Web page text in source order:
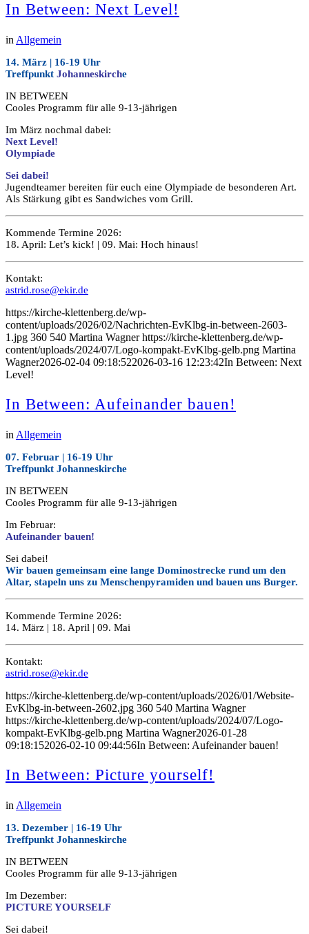
In Between: Next Level!
in Allgemein
14. März | 16-19 Uhr
Treffpunkt Johanneskirche
IN BETWEEN
Cooles Programm für alle 9-13-jährigen
Im März nochmal dabei:
Next Level!
Olympiade
Sei dabei!
Jugendteamer bereiten für euch eine Olympiade de besonderen Art.
Als Stärkung gibt es Sandwiches vom Grill.
Kommende Termine 2026:
18. April: Let’s kick! | 09. Mai: Hoch hinaus!
Kontakt:
astrid.rose@ekir.de
https://kirche-klettenberg.de/wp-
content/uploads/2026/02/Nachrichten-EvKlbg-in-between-2603-
1.jpg 360 540 Martina Wagner https://kirche-klettenberg.de/wp-
content/uploads/2024/07/Logo-kompakt-EvKlbg-gelb.png Martina
Wagner2026-02-04 09:18:522026-03-16 12:23:42In Between: Next
Level!
In Between: Aufeinander bauen!
in Allgemein
07. Februar | 16-19 Uhr
Treffpunkt Johanneskirche
IN BETWEEN
Cooles Programm für alle 9-13-jährigen
Im Februar:
Aufeinander bauen!
Sei dabei!
Wir bauen gemeinsam eine lange Dominostrecke rund um den
Altar, stapeln uns zu Menschenpyramiden und bauen uns Burger.
Kommende Termine 2026:
14. März | 18. April | 09. Mai
Kontakt:
astrid.rose@ekir.de
https://kirche-klettenberg.de/wp-content/uploads/2026/01/Website-
EvKlbg-in-between-2602.jpg 360 540 Martina Wagner
https://kirche-klettenberg.de/wp-content/uploads/2024/07/Logo-
kompakt-EvKlbg-gelb.png Martina Wagner2026-01-28
09:18:152026-02-10 09:44:56In Between: Aufeinander bauen!
In Between: Picture yourself!
in Allgemein
13. Dezember | 16-19 Uhr
Treffpunkt Johanneskirche
IN BETWEEN
Cooles Programm für alle 9-13-jährigen
Im Dezember:
PICTURE YOURSELF
Sei dabei!